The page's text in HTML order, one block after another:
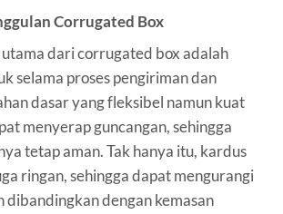
Corrugated Box
utama dari corrugated box adalah
selama proses pengiriman dan
dasar yang fleksibel namun kuat
menyerap guncangan, sehingga
tetap aman. Tak hanya itu, kardus
ringan, sehingga dapat mengurangi
dibandingkan dengan kemasan